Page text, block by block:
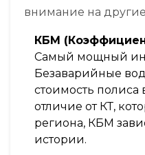
внимание на
КБМ
Самый мощный
Безаварийные
стоимость полиса
отличие от КТ,
региона, КБМ
истории.